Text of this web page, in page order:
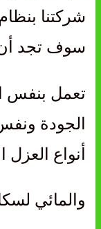
شركتنا
سوف تجد أن
تعمل
الجودة
أنواع العزل
والمائي